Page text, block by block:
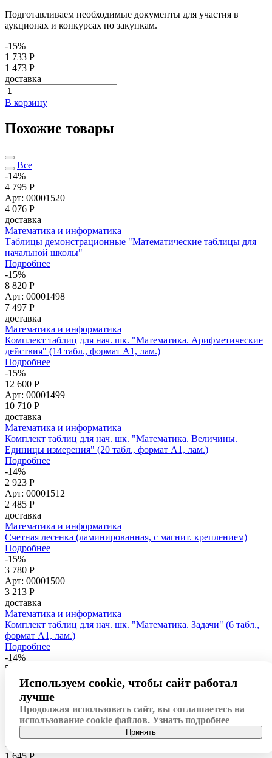
Подготавливаем необходимые документы для участия в
аукционах и конкурсах по закупкам.
-15%
1 733 Р
1 473 Р
доставка
В корзину
Похожие товары
Все
-14%
4 795 Р
Арт: 00001520
4 076 Р
доставка
Математика и информатика
Таблицы демонстрационные "Математические таблицы для
начальной школы"
Подробнее
-15%
8 820 Р
Арт: 00001498
7 497 Р
доставка
Математика и информатика
Комплект таблиц для нач. шк. "Математика. Арифметические
действия" (14 табл., формат А1, лам.)
Подробнее
-15%
12 600 Р
Арт: 00001499
10 710 Р
доставка
Математика и информатика
Комплект таблиц для нач. шк. "Математика. Величины.
Единицы измерения" (20 табл., формат А1, лам.)
Подробнее
-14%
2 923 Р
Арт: 00001512
2 485 Р
доставка
Математика и информатика
Счетная лесенка (ламинированная, с магнит. креплением)
Подробнее
-15%
3 780 Р
Арт: 00001500
3 213 Р
доставка
Математика и информатика
Комплект таблиц для нач. шк. "Математика. Задачи" (6 табл.,
формат А1, лам.)
Подробнее
-14%
595 Р
Арт: 00001510
Р
доставка
Математика и информатика
Опорные таблицы по математике 3 класс
-14%
1 645 Р
Используем cookie, чтобы сайт работал
лучше
Продолжая использовать сайт, вы соглашаетесь на
использование cookie файлов. Узнать подробнее
Принять